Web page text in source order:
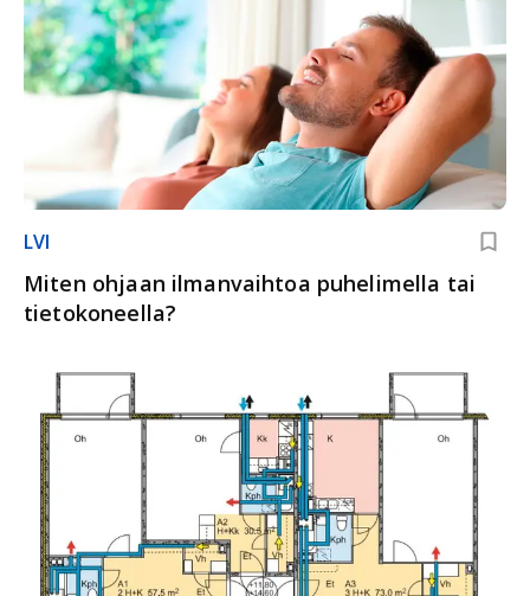
LVI
Miten ohjaan ilmanvaihtoa puhelimella tai
tietokoneella?